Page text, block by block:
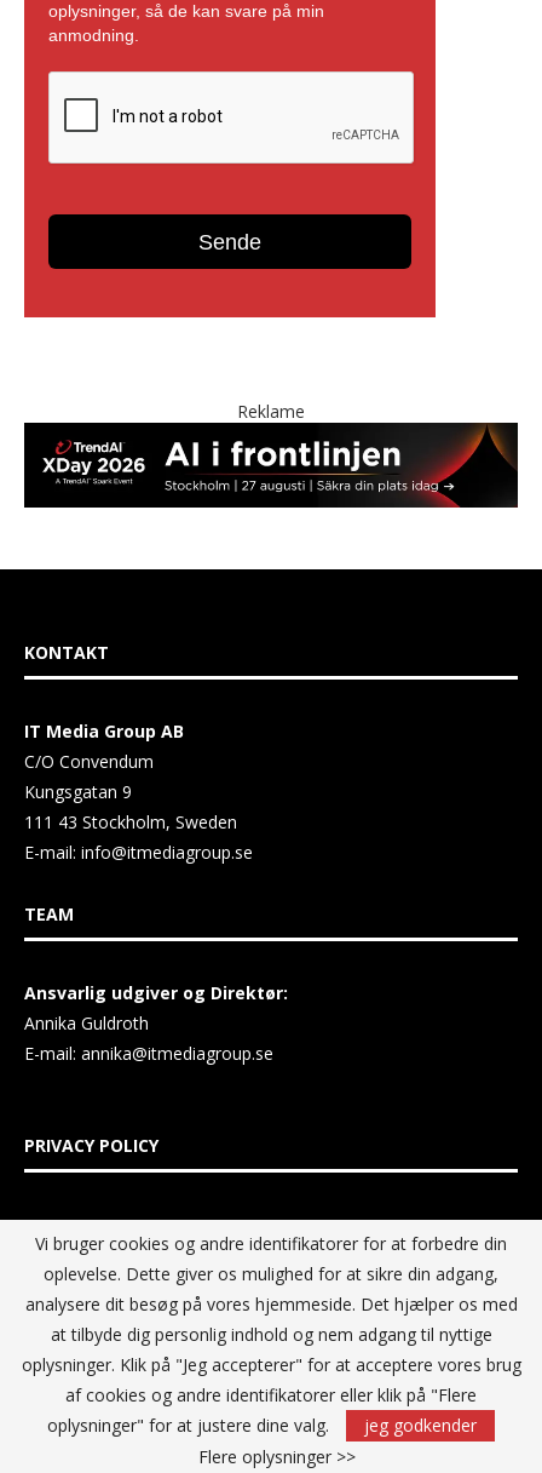
Reklame
KONTAKT
IT Media Group AB
C/O Convendum
Kungsgatan 9
111 43 Stockholm, Sweden
E-mail: info@itmediagroup.se
TEAM
Ansvarlig udgiver og Direktør:
Annika Guldroth
E-mail: annika@itmediagroup.se
PRIVACY POLICY
IT MEDIA GROUP Data Privacy Policy
Vi bruger cookies og andre identifikatorer for at forbedre din
oplevelse. Dette giver os mulighed for at sikre din adgang,
analysere dit besøg på vores hjemmeside. Det hjælper os med
at tilbyde dig personlig indhold og nem adgang til nyttige
oplysninger. Klik på "Jeg accepterer" for at acceptere vores brug
af cookies og andre identifikatorer eller klik på "Flere
oplysninger" for at justere dine valg.
jeg godkender
Flere oplysninger >>